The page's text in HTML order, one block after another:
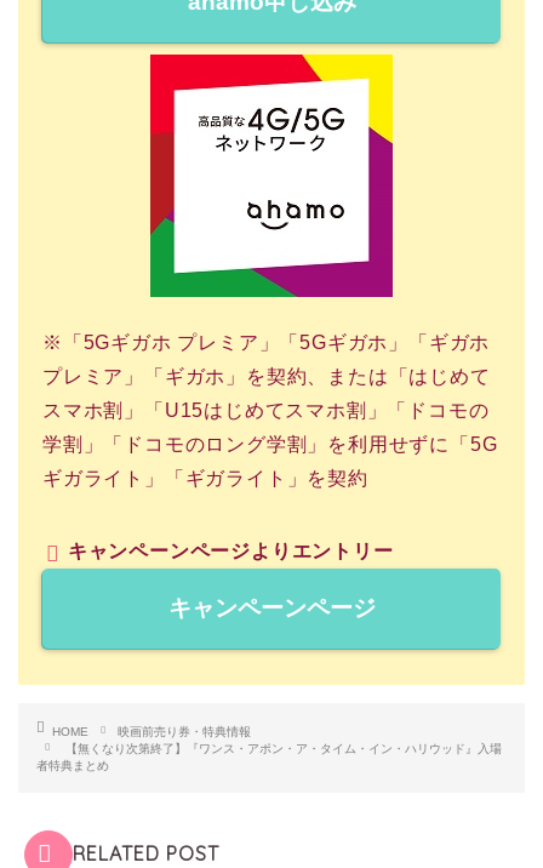
※「5Gギガホ プレミア」「5Gギガホ」「ギガホ
プレミア」「ギガホ」を契約、または「はじめて
スマホ割」「U15はじめてスマホ割」「ドコモの
学割」「ドコモのロング学割」を利用せずに「5G
ギガライト」「ギガライト」を契約
キャンペーンページよりエントリー
キャンペーンページ
HOME
映画前売り券・特典情報
【無くなり次第終了】『ワンス・アポン・ア・タイム・イン・ハリウッド』入場
者特典まとめ
RELATED POST